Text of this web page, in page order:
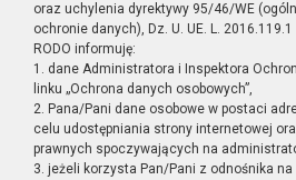
oraz uchylenia dyrektywy 95/46/WE
ochronie danych), Dz. U. UE. L.
RODO informuję:
1. dane Administratora i Inspektora
linku „Ochrona danych osobowych”,
2. Pana/Pani dane osobowe w postaci
celu udostępniania strony internetowej
prawnych spoczywających na
3. jeżeli korzysta Pan/Pani z odnośnika